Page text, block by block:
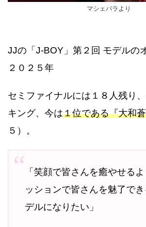
マシェバラより
JJの「J-BOY」第２回 モデルの
２０２５年
セミファイナルには１８人残り
キング、今は１位である『大和
５）。
「笑顔で皆さんを癒やせる
ッションで皆さんを魅了で
デルになりたい」